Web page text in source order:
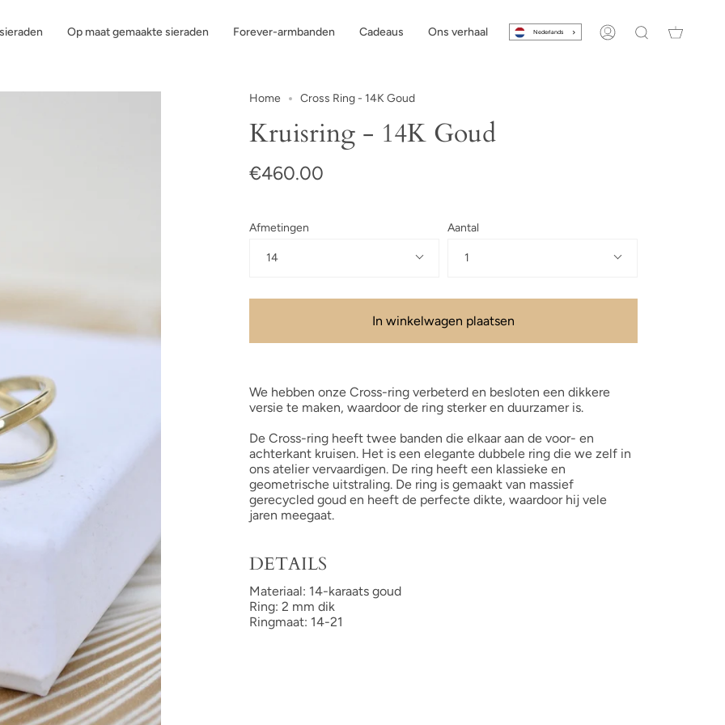
Op maat gemaakte sieraden Forever-armbanden Cadeaus Ons verhaal Nederlands AccountZoeken
Home Cross Ring - 14K Goud
Kruisring - 14K Goud
€460.00
Afmetingen
14
Aantal
1
In winkelwagen plaatsen
We hebben onze Cross-ring verbeterd en besloten een dikkere
versie te maken, waardoor de ring sterker en duurzamer is.
De Cross-ring heeft twee banden die elkaar aan de voor- en
achterkant kruisen. Het is een elegante dubbele ring die we zelf in
ons atelier vervaardigen. De ring heeft een klassieke en
geometrische uitstraling. De ring is gemaakt van massief
gerecycled goud en heeft de perfecte dikte, waardoor hij vele
jaren meegaat.
DETAILS
Materiaal: 14-karaats goud
Ring: 2 mm dik
Ringmaat: 14-21